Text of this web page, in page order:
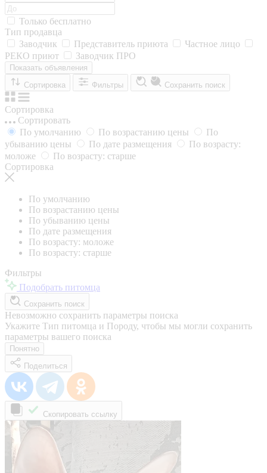
Только бесплатно
Тип продавца
Заводчик
Представитель приюта
Частное лицо
РЕКО приют
Заводчик ПРО
Показать объявления
Сортировка
Фильтры Сохранить поиск
Сортировка
Сортировать
По умолчанию
По возрастанию цены
По
убыванию цены
По дате размещения
По возрасту:
моложе
По возрасту: старше
Сортировка
По умолчанию
По возрастанию цены
По убыванию цены
По дате размещения
По возрасту: моложе
По возрасту: старше
Фильтры
Подобрать питомца
Сохранить поиск
Невозможно сохранить параметры поиска
Укажите Тип питомца и Породу, чтобы мы могли сохранить
параметры вашего поиска
Понятно
Поделиться
Скопировать ссылку